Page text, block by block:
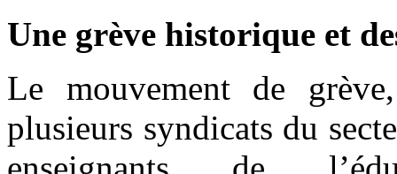
Une grève historique et
Le mouvement de
plusieurs syndicats du